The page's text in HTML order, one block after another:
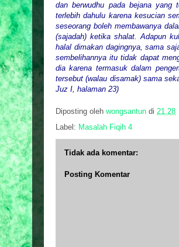
dan berwudhu pada bejana yang
terlebih dahulu karena kesucian
seseorang boleh membawanya
(sajadah) ketika shalat. Adapun
halal dimakan dagingnya, sama
sembelihannya itu tidak dapat
dia karena termasuk dalam
tersebut (walau disamak) sama
Juz I, halaman 23)
Diposting oleh wongsantun di 21.28
Label: Masalah Fiqih 4
Tidak ada komentar:
Posting Komentar